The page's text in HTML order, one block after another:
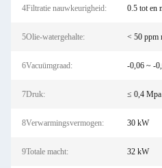
4Filtratie nauwkeurigheid: 0.5 tot en
5Olie-watergehalte: < 50 ppm
6Vacuümgraad: -0,06 ~ -
7Druk: ≤ 0,4 Mpa
8Verwarmingsvermogen: 30 kW
9Totale macht: 32 kW